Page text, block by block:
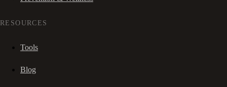
RESOURCES
Tools
Blog